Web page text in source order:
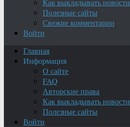
Как выкладывать новости
Полезные сайты
Свежие комментарии
Войти
Главная
Информация
О сайте
FAQ
Авторские права
Как выкладывать новости
Полезные сайты
Войти